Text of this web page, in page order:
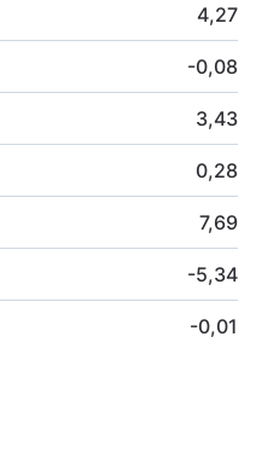
4,27
-0,08
3,43
0,28
7,69
-5,34
-0,01